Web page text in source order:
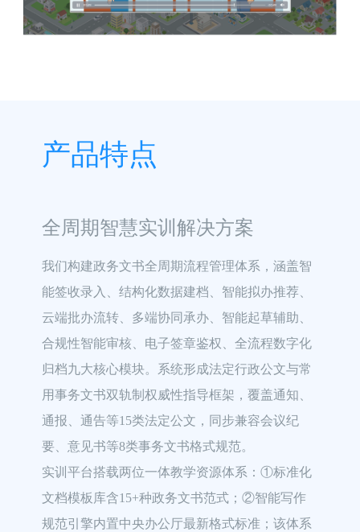
产品特点
全周期智慧实训解决方案
我们构建政务文书全周期流程管理体系，涵盖智
能签收录入、结构化数据建档、智能拟办推荐、
云端批办流转、多端协同承办、智能起草辅助、
合规性智能审核、电子签章鉴权、全流程数字化
归档九大核心模块。系统形成法定行政公文与常
用事务文书双轨制权威性指导框架，覆盖通知、
通报、通告等15类法定公文，同步兼容会议纪
要、意见书等8类事务文书格式规范。
实训平台搭载两位一体教学资源体系：①标准化
文档模板库含15+种政务文书范式；②智能写作
规范引擎内置中央办公厅最新格式标准；该体系